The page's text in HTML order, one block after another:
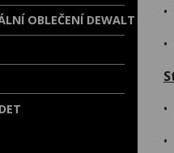
OBLEČENÍ DEWALT